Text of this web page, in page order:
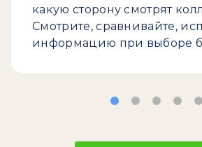
какую сторону смотрят
Смотрите, сравнивайте,
информацию при выборе